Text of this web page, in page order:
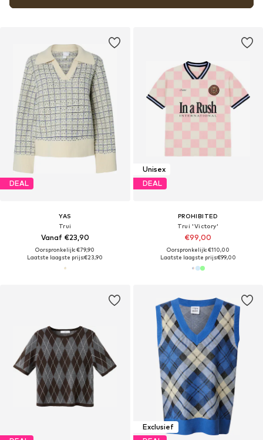
DEAL
YAS
Trui
Vanaf €23,90
Oorspronkelijk: €79,90
Laatste laagste prijs:€23,90
Unisex
DEAL
PROHIBITED
Trui 'Victory'
€99,00
Oorspronkelijk: €110,00
Laatste laagste prijs:€99,00
Exclusief